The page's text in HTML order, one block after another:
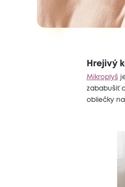
Hrejivý
Mikroplyšje
zababušiť
obliečky